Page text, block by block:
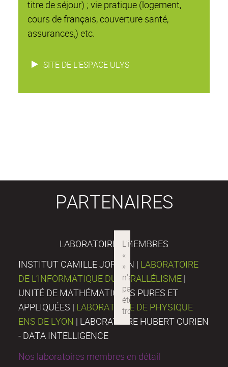
titre de séjour) ; vie pratique (logement,
cours de français, couverture santé,
assurances,) etc.
SITE DE L'ESPACE ULYS
PARTENAIRES
LABORATOIRES MEMBRES
INSTITUT CAMILLE JORDAN | LABORATOIRE
DE L’INFORMATIQUE DU PARALLÉLISME |
UNITÉ DE MATHÉMATIQUES PURES ET
APPLIQUÉES | LABORATOIRE DE PHYSIQUE
ENS DE LYON | LABORATOIRE HUBERT CURIEN
- DATA INTELLIGENCE
Nos laboratoires membres en détail